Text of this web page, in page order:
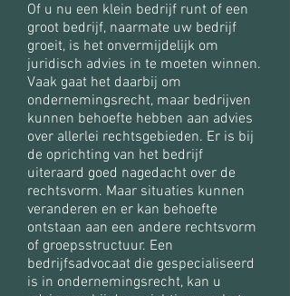
Of u nu een klein bedrijf runt of een
groot bedrijf, naarmate uw bedrijf
groeit, is het onvermijdelijk om
juridisch advies in te moeten winnen.
Vaak gaat het daarbij om
ondernemingsrecht, maar bedrijven
kunnen behoefte hebben aan advies
over allerlei rechtsgebieden. Er is bij
de oprichting van het bedrijf
uiteraard goed nagedacht over de
rechtsvorm. Maar situaties kunnen
veranderen en er kan behoefte
ontstaan aan een andere rechtsvorm
of groepsstructuur. Een
bedrijfsadvocaat die gespecialiseerd
is in ondernemingsrecht, kan u